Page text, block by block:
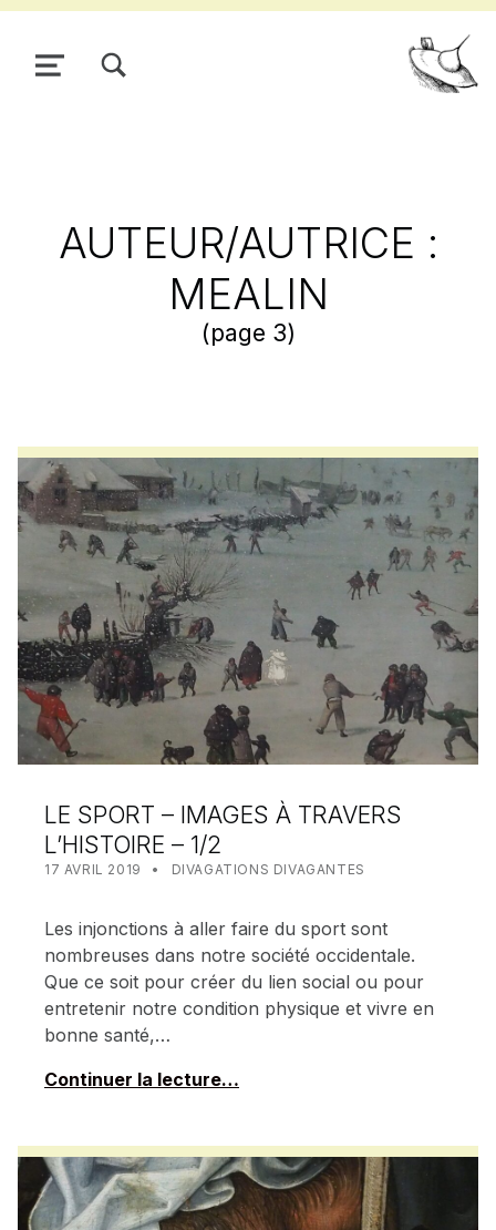
Pour
MENU
AUTEUR/AUTRICE :
MEALIN
(page 3)
LE SPORT – IMAGES À TRAVERS
L’HISTOIRE – 1/2
POSTED ON:
17 AVRIL 2019 WRITTEN BY:
MEALIN
CATEGORIZED IN:
DIVAGATIONS DIVAGANTES
Les injonctions à aller faire du sport sont
nombreuses dans notre société occidentale.
Que ce soit pour créer du lien social ou pour
entretenir notre condition physique et vivre en
bonne santé,…
Continuer la lecture…